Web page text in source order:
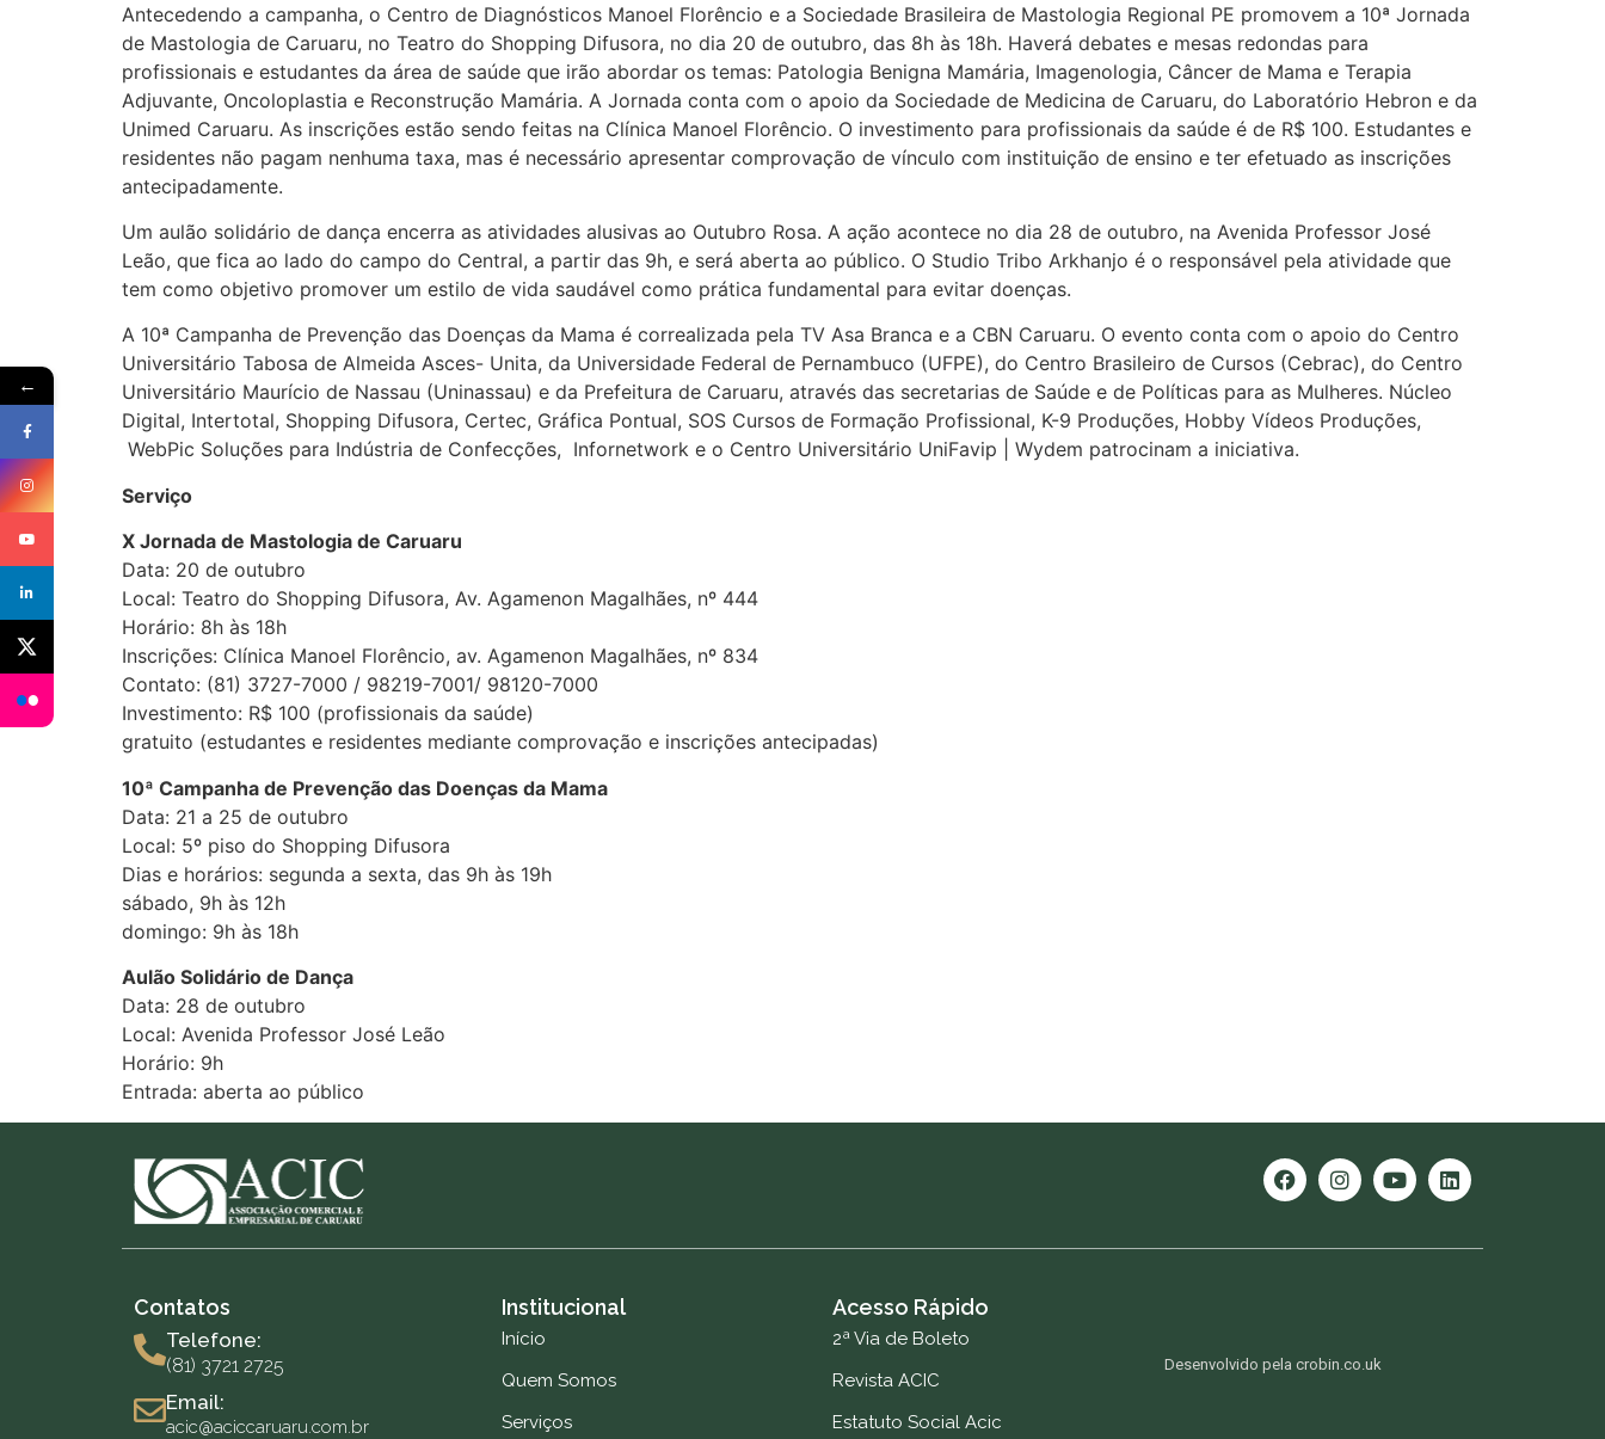
Antecedendo a campanha, o Centro de Diagnósticos Manoel Florêncio e a Sociedade Brasileira de Mastologia Regional PE promovem a 10ª Jornada
de Mastologia de Caruaru, no Teatro do Shopping Difusora, no dia 20 de outubro, das 8h às 18h. Haverá debates e mesas redondas para
profissionais e estudantes da área de saúde que irão abordar os temas: Patologia Benigna Mamária, Imagenologia, Câncer de Mama e Terapia
Adjuvante, Oncoloplastia e Reconstrução Mamária. A Jornada conta com o apoio da Sociedade de Medicina de Caruaru, do Laboratório Hebron e da
Unimed Caruaru. As inscrições estão sendo feitas na Clínica Manoel Florêncio. O investimento para profissionais da saúde é de R$ 100. Estudantes e
residentes não pagam nenhuma taxa, mas é necessário apresentar comprovação de vínculo com instituição de ensino e ter efetuado as inscrições
antecipadamente.
Um aulão solidário de dança encerra as atividades alusivas ao Outubro Rosa. A ação acontece no dia 28 de outubro, na Avenida Professor José
Leão, que fica ao lado do campo do Central, a partir das 9h, e será aberta ao público. O Studio Tribo Arkhanjo é o responsável pela atividade que
tem como objetivo promover um estilo de vida saudável como prática fundamental para evitar doenças.
A 10ª Campanha de Prevenção das Doenças da Mama é correalizada pela TV Asa Branca e a CBN Caruaru. O evento conta com o apoio do Centro
Universitário Tabosa de Almeida Asces- Unita, da Universidade Federal de Pernambuco (UFPE), do Centro Brasileiro de Cursos (Cebrac), do Centro
Universitário Maurício de Nassau (Uninassau) e da Prefeitura de Caruaru, através das secretarias de Saúde e de Políticas para as Mulheres. Núcleo
Digital, Intertotal, Shopping Difusora, Certec, Gráfica Pontual, SOS Cursos de Formação Profissional, K-9 Produções, Hobby Vídeos Produções,
WebPic Soluções para Indústria de Confecções, Infornetwork e o Centro Universitário UniFavip | Wydem patrocinam a iniciativa.
Serviço
X Jornada de Mastologia de Caruaru
Data: 20 de outubro
Local: Teatro do Shopping Difusora, Av. Agamenon Magalhães, nº 444
Horário: 8h às 18h
Inscrições: Clínica Manoel Florêncio, av. Agamenon Magalhães, nº 834
Contato: (81) 3727-7000 / 98219-7001/ 98120-7000
Investimento: R$ 100 (profissionais da saúde)
gratuito (estudantes e residentes mediante comprovação e inscrições antecipadas)
10ª Campanha de Prevenção das Doenças da Mama
Data: 21 a 25 de outubro
Local: 5º piso do Shopping Difusora
Dias e horários: segunda a sexta, das 9h às 19h
sábado, 9h às 12h
domingo: 9h às 18h
Aulão Solidário de Dança
Data: 28 de outubro
Local: Avenida Professor José Leão
Horário: 9h
Entrada: aberta ao público
Contatos
Telefone:
(81) 3721 2725
Email:
acic@aciccaruaru.com.br
Institucional
Início
Quem Somos
Serviços
Acesso Rápido
2ª Via de Boleto
Revista ACIC
Estatuto Social Acic
Desenvolvido pela crobin.co.uk
←